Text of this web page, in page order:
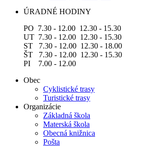
ÚRADNÉ HODINY
PO 7.30 - 12.00 12.30 - 15.30
UT 7.30 - 12.00 12.30 - 15.30
ST 7.30 - 12.00 12.30 - 18.00
ŠT 7.30 - 12.00 12.30 - 15.30
PI 7.00 - 12.00
Obec
Cyklistické trasy
Turistické trasy
Organizácie
Základná škola
Materská škola
Obecná knižnica
Pošta